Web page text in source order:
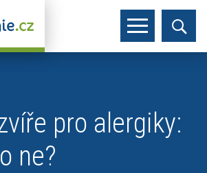
pro alergiky:
ne?